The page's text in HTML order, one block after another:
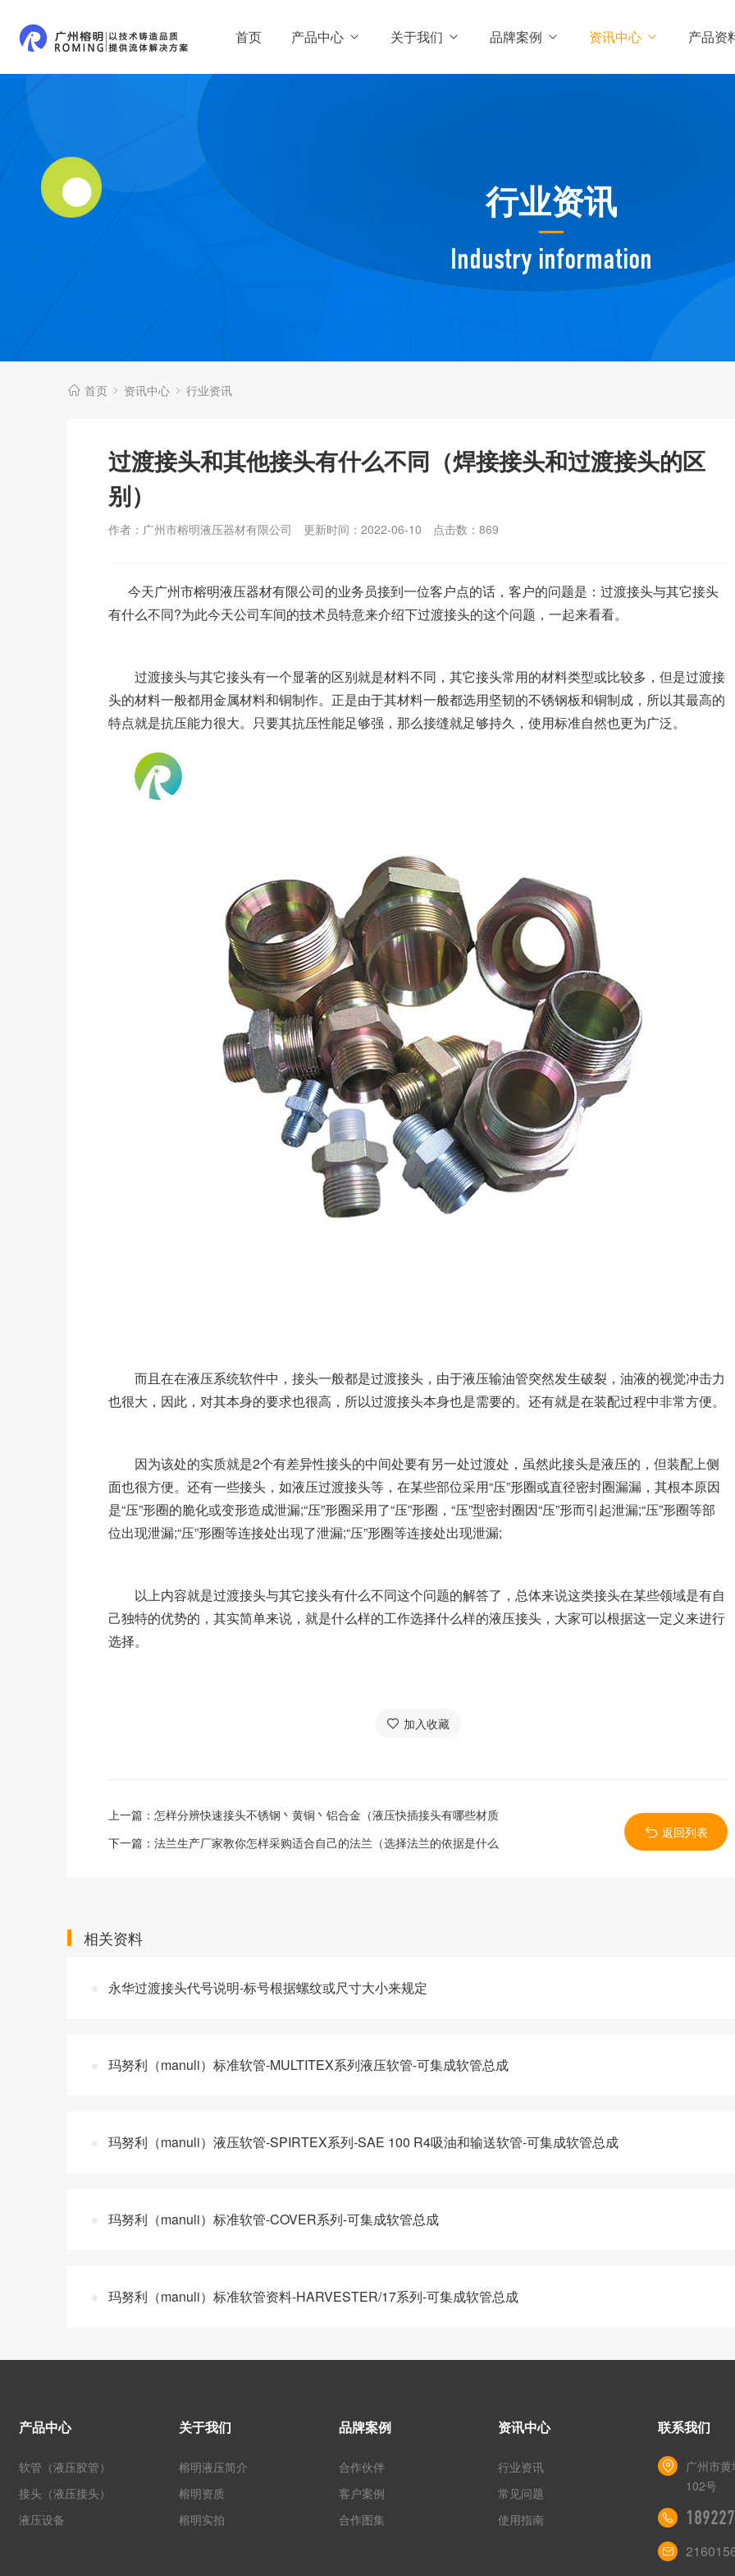
首页 产品中心 关于我们 品牌案例 资讯中心 产品资
行业资讯
Industry information
首页 资讯中心 行业资讯
过渡接头和其他接头有什么不同（焊接接头和过渡接头的区
别）
作者：广州市榕明液压器材有限公司 更新时间：2022-06-10 点击数： 869
今天广州市榕明液压器材有限公司的业务员接到一位客户点的话，客户的问题是：过渡接头与其它接头
有什么不同?为此今天公司车间的技术员特意来介绍下过渡接头的这个问题，一起来看看。
过渡接头与其它接头有一个显著的区别就是材料不同，其它接头常用的材料类型或比较多，但是过渡接
头的材料一般都用金属材料和铜制作。正是由于其材料一般都选用坚韧的不锈钢板和铜制成，所以其最高的
特点就是抗压能力很大。只要其抗压性能足够强，那么接缝就足够持久，使用标准自然也更为广泛。
而且在在液压系统软件中，接头一般都是过渡接头，由于液压输油管突然发生破裂，油液的视觉冲击力
也很大，因此，对其本身的要求也很高，所以过渡接头本身也是需要的。还有就是在装配过程中非常方便。
因为该处的实质就是2个有差异性接头的中间处要有另一处过渡处，虽然此接头是液压的，但装配上侧
面也很方便。还有一些接头，如液压过渡接头等，在某些部位采用“压”形圈或直径密封圈漏漏，其根本原因
是“压”形圈的脆化或变形造成泄漏;“压”形圈采用了“压”形圈，“压”型密封圈因“压”形而引起泄漏;“压”形圈等部
位出现泄漏;“压”形圈等连接处出现了泄漏;“压”形圈等连接处出现泄漏;
以上内容就是过渡接头与其它接头有什么不同这个问题的解答了，总体来说这类接头在某些领域是有自
己独特的优势的，其实简单来说，就是什么样的工作选择什么样的液压接头，大家可以根据这一定义来进行
选择。
加入收藏
上一篇： 怎样分辨快速接头不锈钢丶黄铜丶铝合金（液压快插接头有哪些材质
下一篇： 法兰生产厂家教你怎样采购适合自己的法兰（选择法兰的依据是什么
返回列表
相关资料
永华过渡接头代号说明-标号根据螺纹或尺寸大小来规定
玛努利（manuli）标准软管-MULTITEX系列液压软管-可集成软管总成
玛努利（manuli）液压软管-SPIRTEX系列-SAE 100 R4吸油和输送软管-可集成软管总成
玛努利（manuli）标准软管-COVER系列-可集成软管总成
玛努利（manuli）标准软管资料-HARVESTER/17系列-可集成软管总成
产品中心
软管（液压胶管）
接头（液压接头）
液压设备
关于我们
榕明液压简介
榕明资质
榕明实拍
品牌案例
合作伙伴
客户案例
合作图集
资讯中心
行业资讯
常见问题
使用指南
联系我们
广州市
102号